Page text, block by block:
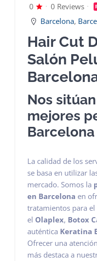
0 0 Reviews
Barcelona,
Hair Cut
Salón
Nos
mejores
Barcelona
La calidad de los
se basa en utilizar
mercado. Somos la
en Barcelona en
tratamientos para
el Olaplex, Botox
auténtica Keratina
Ofrecer una
más destaca a